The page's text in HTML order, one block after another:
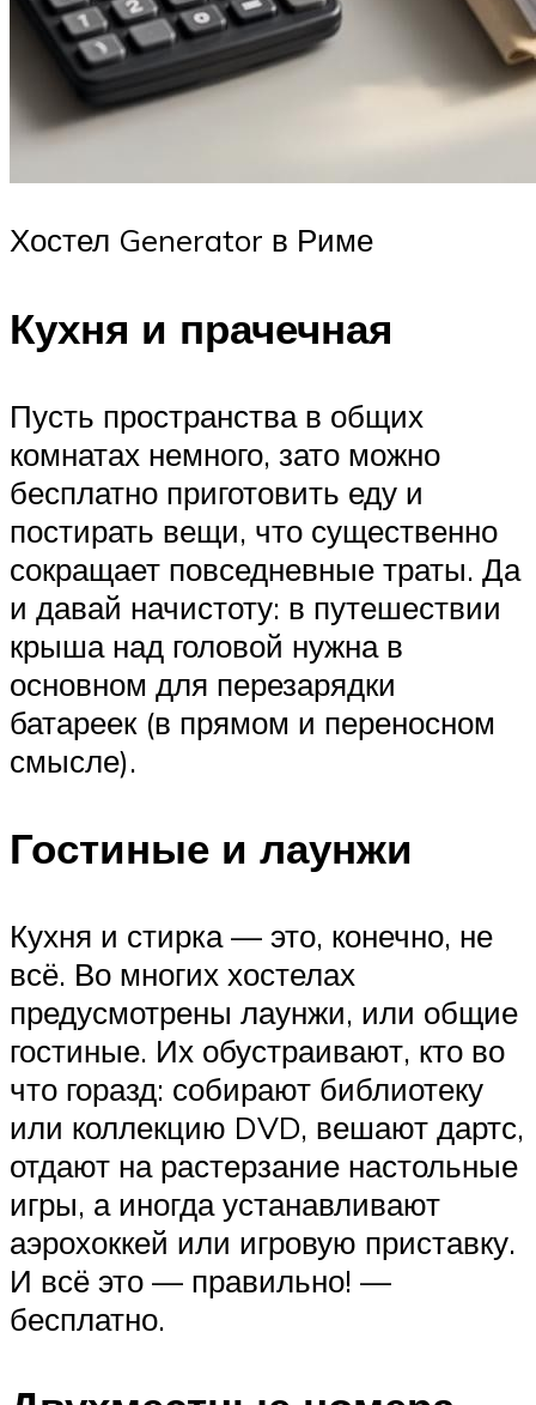
Хостел Generator в Риме
Кухня и прачечная
Пусть пространства в общих
комнатах немного, зато можно
бесплатно приготовить еду и
постирать вещи, что существенно
сокращает повседневные траты. Да
и давай начистоту: в путешествии
крыша над головой нужна в
основном для перезарядки
батареек (в прямом и переносном
смысле).
Гостиные и лаунжи
Кухня и стирка — это, конечно, не
всё. Во многих хостелах
предусмотрены лаунжи, или общие
гостиные. Их обустраивают, кто во
что горазд: собирают библиотеку
или коллекцию DVD, вешают дартс,
отдают на растерзание настольные
игры, а иногда устанавливают
аэрохоккей или игровую приставку.
И всё это — правильно! —
бесплатно.